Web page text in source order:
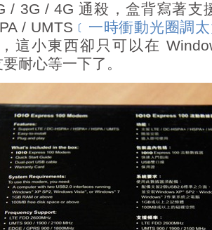
/ 3G / 4G 通殺，盒背寫著支
/ UMTS ﹝一時衝動光圈調
，這小東西卻只可以在
耐心等一下了。